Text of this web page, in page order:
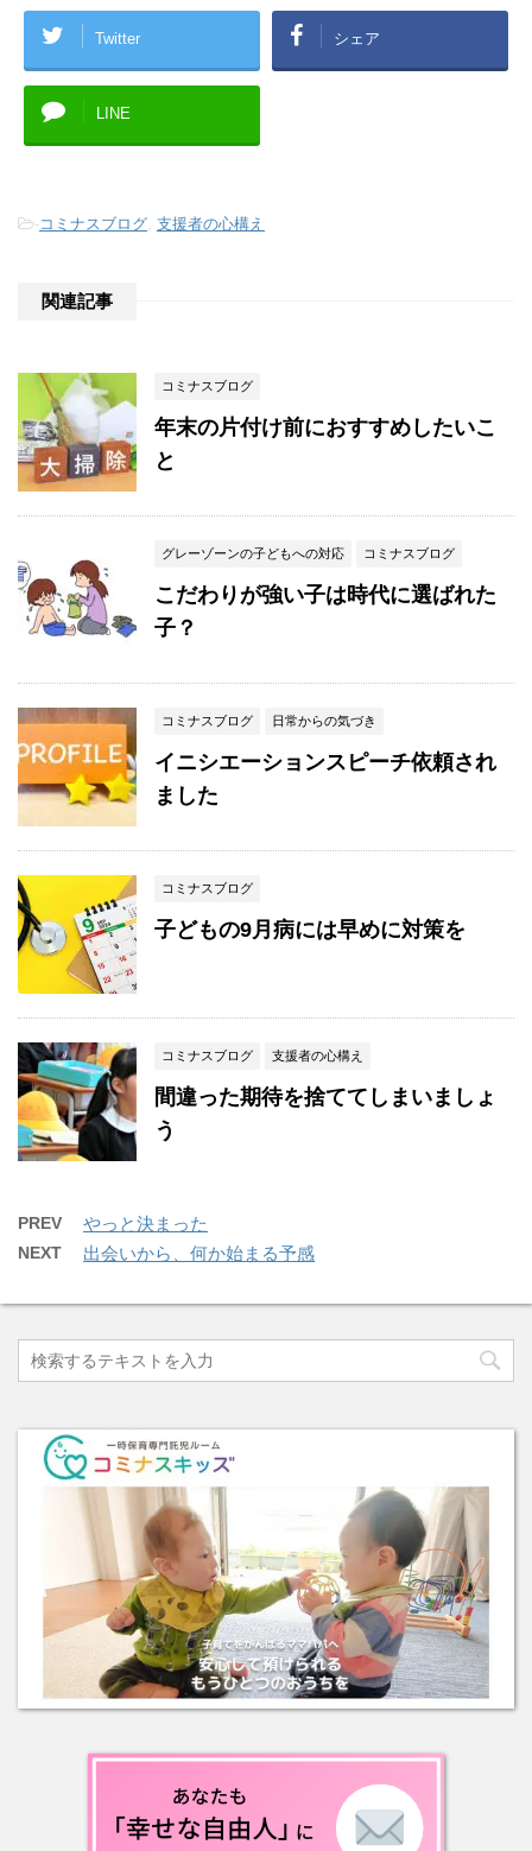
Twitter シェア
LINE
-コミナスブログ 支援者の心構え
関連記事
コミナスブログ
年末の片付け前におすすめしたいこ
と
グレーゾーンの子どもへの対応 コミナスブログ
こだわりが強い子は時代に選ばれた
子？
コミナスブログ 日常からの気づき
イニシエーションスピーチ依頼され
ました
コミナスブログ
子どもの9月病には早めに対策を
コミナスブログ 支援者の心構え
間違った期待を捨ててしまいましょ
う
PREV やっと決まった
NEXT 出会いから、何か始まる予感